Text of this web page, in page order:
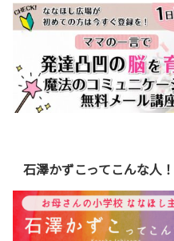
石澤かずこってこんな人！